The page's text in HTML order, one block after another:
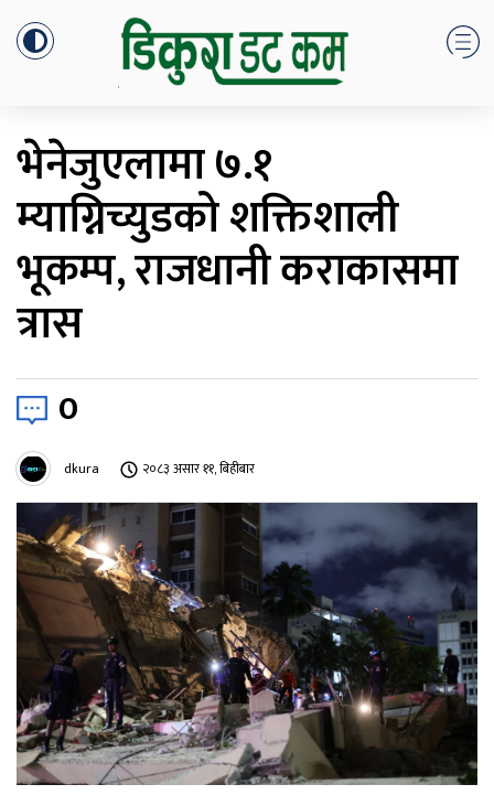
भेनेजुएलामा ७.१
म्याग्निच्युडको शक्तिशाली
भूकम्प, राजधानी कराकासमा
त्रास
0
dkura २०८३ असार ११, बिहीबार